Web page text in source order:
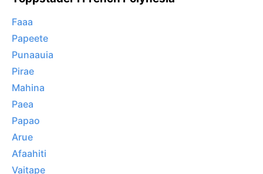
Faaa
Papeete
Punaauia
Pirae
Mahina
Paea
Papao
Arue
Afaahiti
Vaitape